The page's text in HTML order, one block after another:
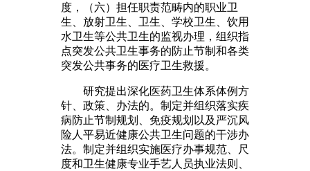
度，（六）担任职责范畴内的职业卫
生、放射卫生、卫生、学校卫生、饮用
水卫生等公共卫生的监视办理，组织指
点突发公共卫生事务的防止节制和各类
突发公共事务的医疗卫生救援。
研究提出深化医药卫生体系体例方
针、政策、办法的。制定并组织落实疾
病防止节制规划、免疫规划以及严沉风
险人平易近健康公共卫生问题的干涉办
法。制定并组织实施医疗办事规范、尺
度和卫生健康专业手艺人员执业法则、